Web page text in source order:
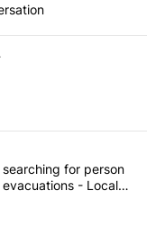
articles in the last
deputies searching
for person
- Local